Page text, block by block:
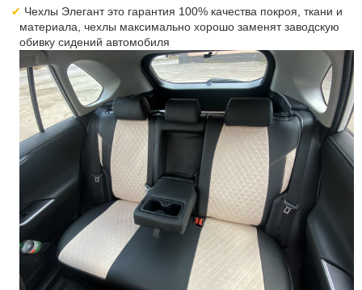
Чехлы Элегант это гарантия 100% качества покроя, ткани и
материала, чехлы максимально хорошо заменят заводскую
обивку сидений автомобиля